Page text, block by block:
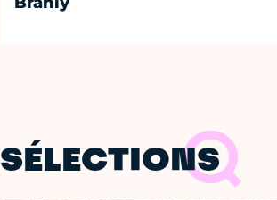
SÉLECTIONS